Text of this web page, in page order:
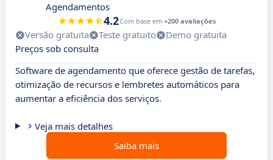
Agendamentos
4.2Com base em +200 avaliações
Versão gratuita Teste gratuito
Demo gratuita
Preços sob consulta
Software de agendamento que oferece gestão de tarefas,
otimização de recursos e lembretes automáticos para
aumentar a eficiência dos serviços.
Veja mais detalhes
Saiba mais